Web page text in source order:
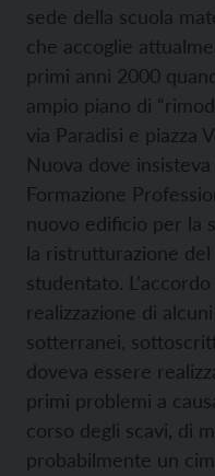
sede della scuola
che accoglie
primi anni 2000
ampio piano di
via Paradisi e piazza
Nuova dove
Formazione
nuovo edificio per la
la ristrutturazione
studentato.
realizzazione di
sotterranei,
doveva essere
primi problemi a
corso degli scavi, di
probabilmente un